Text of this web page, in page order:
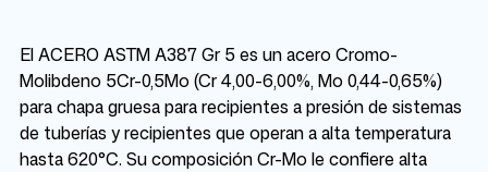
El ACERO ASTM A387 Gr 5 es un acero Cromo-
Molibdeno 5Cr-0,5Mo (Cr 4,00-6,00%, Mo 0,44-0,65%)
para chapa gruesa para recipientes a presión de sistemas
de tuberías y recipientes que operan a alta temperatura
hasta 620°C. Su composición Cr-Mo le confiere alta